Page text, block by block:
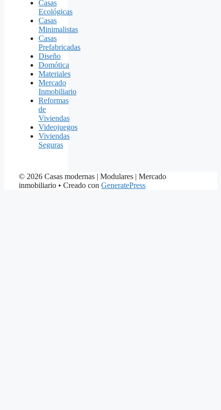
Casas
Ecológicas
Casas
Minimalistas
Casas
Prefabricadas
Diseño
Domótica
Materiales
Mercado
Inmobiliario
Reformas
de
Viviendas
Videojuegos
Viviendas
Seguras
© 2026 Casas modernas | Modulares | Mercado
inmobiliario • Creado con GeneratePress